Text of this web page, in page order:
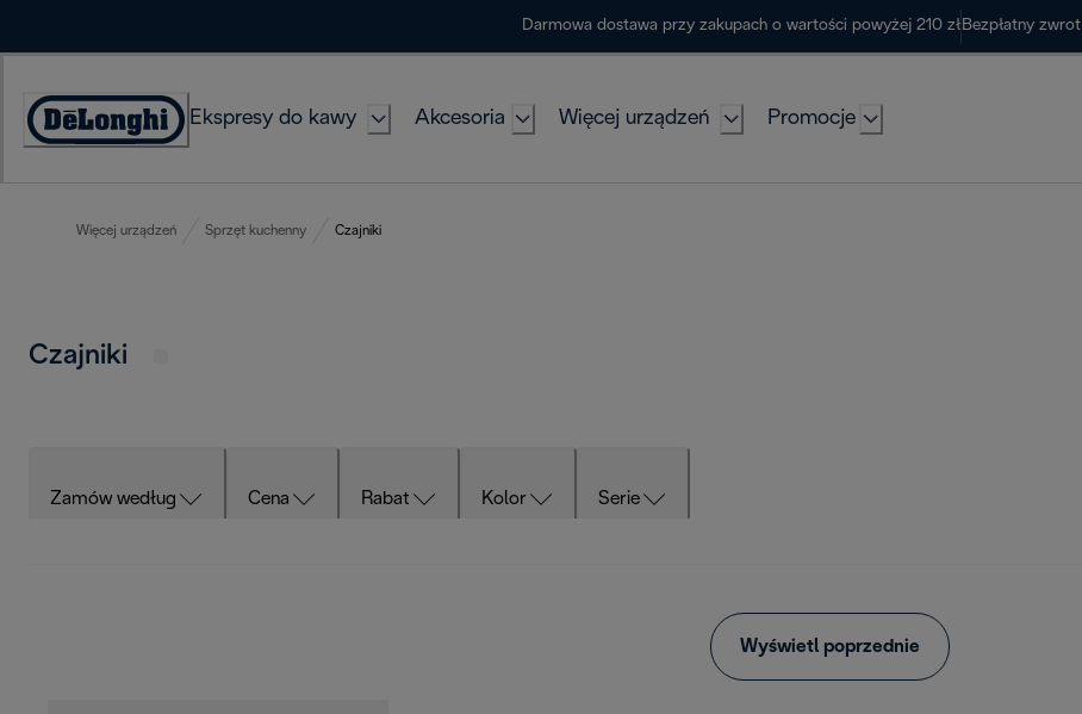
Darmowa dostawa przy zakupach o wartości powyżej 210 zł Bezpłatny zwrot
Deklaracja
Ekspresy do kawy Akcesoria Więcej urządzeń Promocje
Więcej urządzeń Sprzęt kuchenny Czajniki
Czajniki
Zamów według Cena Rabat Kolor Serie
Wyświetl poprzednie